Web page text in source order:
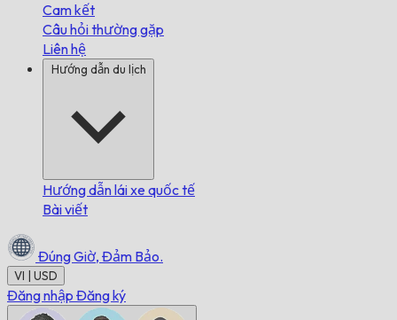
Cam kết
Câu hỏi thường gặp
Liên hệ
Hướng dẫn du lịch
Hướng dẫn lái xe quốc tế
Bài viết
Đúng Giờ, Đảm Bảo.
VI | USD
Đăng nhập Đăng ký